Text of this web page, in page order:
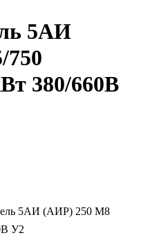
5АИ
380/660В
5АИ (АИР) 250 M8
У2